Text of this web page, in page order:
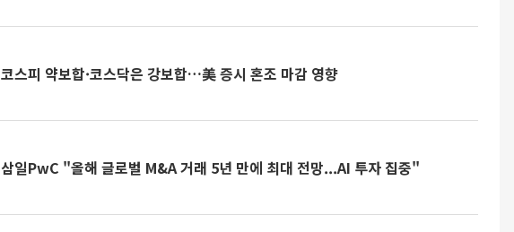
코스피 약보합·코스닥은 강보합…美 증시 혼조 마감 영향
삼일PwC "올해 글로벌 M&A 거래 5년 만에 최대 전망...AI 투자 집중"